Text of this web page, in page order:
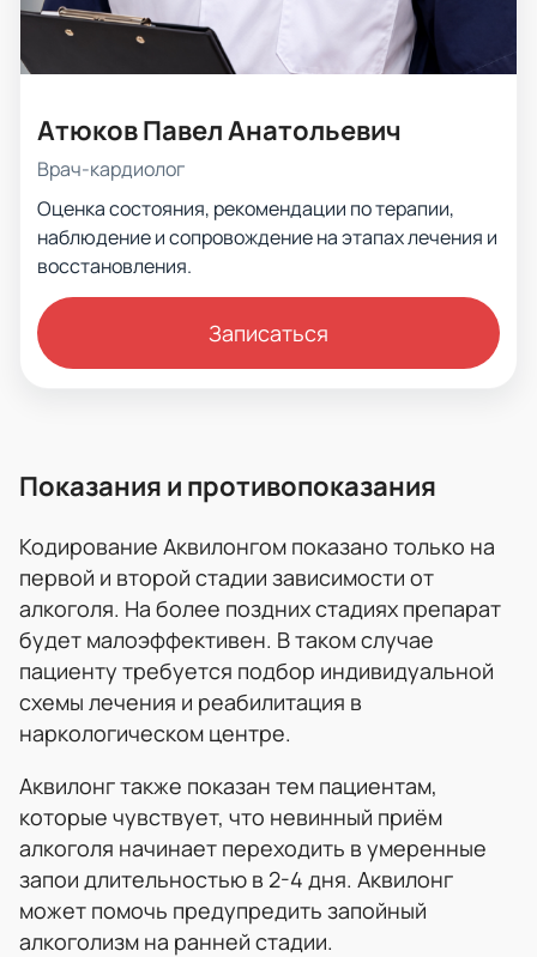
Атюков Павел Анатольевич
Врач-кардиолог
Оценка состояния, рекомендации по терапии,
наблюдение и сопровождение на этапах лечения и
восстановления.
Записаться
Показания и противопоказания
Кодирование Аквилонгом показано только на
первой и второй стадии зависимости от
алкоголя. На более поздних стадиях препарат
будет малоэффективен. В таком случае
пациенту требуется подбор индивидуальной
схемы лечения и реабилитация в
наркологическом центре.
Аквилонг также показан тем пациентам,
которые чувствует, что невинный приём
алкоголя начинает переходить в умеренные
запои длительностью в 2-4 дня. Аквилонг
может помочь предупредить запойный
алкоголизм на ранней стадии.